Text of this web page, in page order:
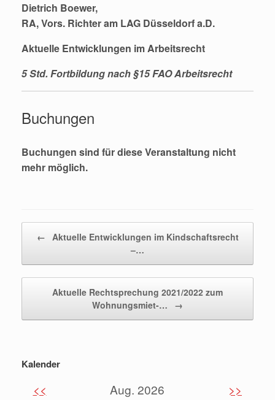
Dietrich Boewer,
RA, Vors. Richter am LAG Düsseldorf a.D.
Aktuelle Entwicklungen im Arbeitsrecht
5 Std. Fortbildung nach §15 FAO Arbeitsrecht
Buchungen
Buchungen sind für diese Veranstaltung nicht
mehr möglich.
← Aktuelle Entwicklungen im Kindschaftsrecht
–…
Aktuelle Rechtsprechung 2021/2022 zum
Wohnungsmiet-…
→
Kalender
<< Aug. 2026 >>